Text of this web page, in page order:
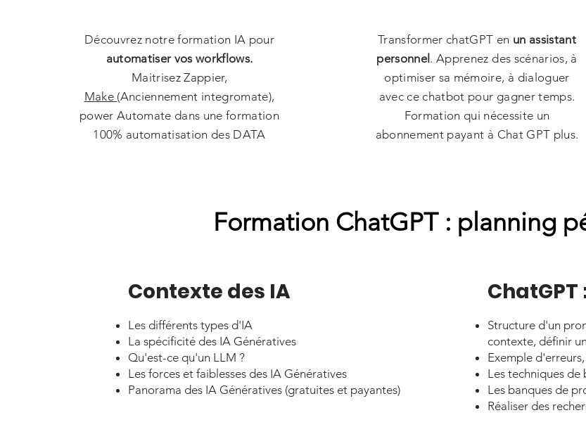
Découvrez notre formation IA pour
automatiser vos workflows.
Maitrisez Zappier,
Make (Anciennement integromate),
power Automate dans une formation
100% automatisation des DATA
Transformer chatGPT en un assistant
personnel . Apprenez des scénarios, à
optimiser sa mémoire, à dialoguer
avec ce chatbot pour gagner temps.
Formation qui nécessite un
abonnement payant à Chat GPT plus.
Formation ChatGPT : planning
Contexte des IA​
Les différents types d'IA
La spécificité des IA Génératives
Qu'est-ce qu'un LLM ?
Les forces et faiblesses des IA Génératives
Panorama des IA Génératives (gratuites et payantes)
Structure d'un
contexte, définir
Exemple
Les techniques
Les banques de
Réaliser des